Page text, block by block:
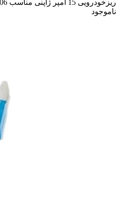
ریزخودرویی 15 آمپر ژاپنی مناسب 206
ناموجود